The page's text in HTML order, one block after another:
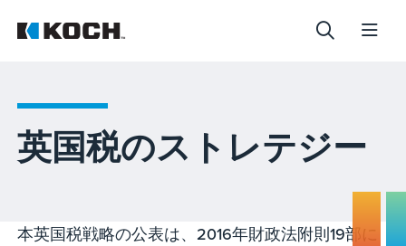
英国税のストレテジー
本英国税戦略の公表は、2016年財政法附則19部に